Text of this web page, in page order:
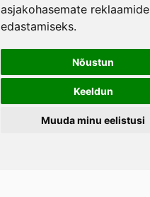
asjakohasemate reklaamide
edastamiseks.
Nõustun
Keeldun
Muuda minu eelistusi